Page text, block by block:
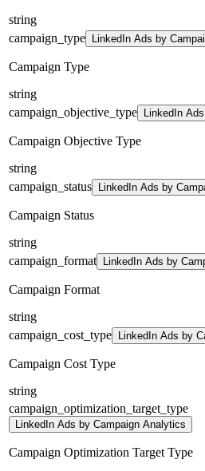
string
campaign_type
LinkedIn Ads by
Campaign Type
string
campaign_objective_type
LinkedIn
Campaign Objective Type
string
campaign_status
LinkedIn Ads by
Campaign Status
string
campaign_format
LinkedIn Ads by
Campaign Format
string
campaign_cost_type
LinkedIn Ads by
Campaign Cost Type
string
campaign_optimization_target_type
LinkedIn Ads by Campaign Analytics
Campaign Optimization Target Type